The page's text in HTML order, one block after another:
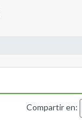
Compartir en: